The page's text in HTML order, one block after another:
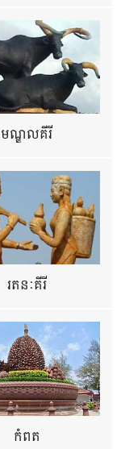
មណ្ឌលគីរី
រតនៈគីរី
កំពត